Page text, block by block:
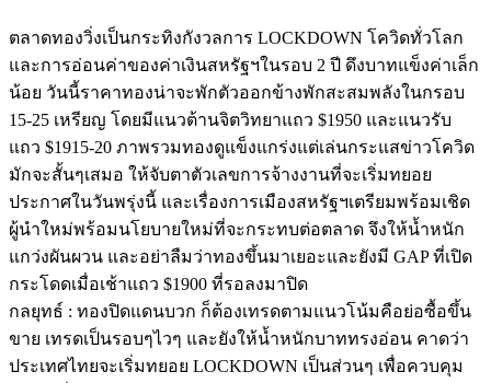
ตลาดทองวิ่งเป็นกระทิงกังวลการ LOCKDOWN โควิดทั่วโลก
และการอ่อนค่าของค่าเงินสหรัฐฯในรอบ 2 ปี ดึงบาทแข็งค่าเล็ก
น้อย วันนี้ราคาทองน่าจะพักตัวออกข้างพักสะสมพลังในกรอบ
15-25 เหรียญ โดยมีแนวต้านจิตวิทยาแถว $1950 และแนวรับ
แถว $1915-20 ภาพรวมทองดูแข็งแกร่งแต่เล่นกระแสข่าวโควิด
มักจะสั้นๆเสมอ ให้จับตาตัวเลขการจ้างงานที่จะเริ่มทยอย
ประกาศในวันพรุ่งนี้ และเรื่องการเมืองสหรัฐฯเตรียมพร้อมเชิด
ผู้นำใหม่พร้อมนโยบายใหม่ที่จะกระทบต่อตลาด จึงให้น้ำหนัก
แกว่งผันผวน และอย่าลืมว่าทองขึ้นมาเยอะและยังมี GAP ที่เปิด
กระโดดเมื่อเช้าแถว $1900 ที่รอลงมาปิด
กลยุทธ์ : ทองปิดแดนบวก ก็ต้องเทรดตามแนวโน้มคือย่อซื้อขึ้น
ขาย เทรดเป็นรอบๆไวๆ และยังให้น้ำหนักบาททรงอ่อน คาดว่า
ประเทศไทยจะเริ่มทยอย LOCKDOWN เป็นส่วนๆ เพื่อควบคุม